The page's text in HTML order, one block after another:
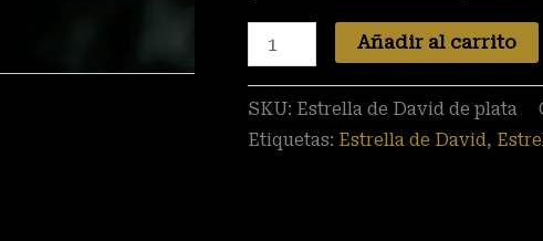
Añadir al carrito
SKU: Estrella de David de plata
Etiquetas: Estrella de David,